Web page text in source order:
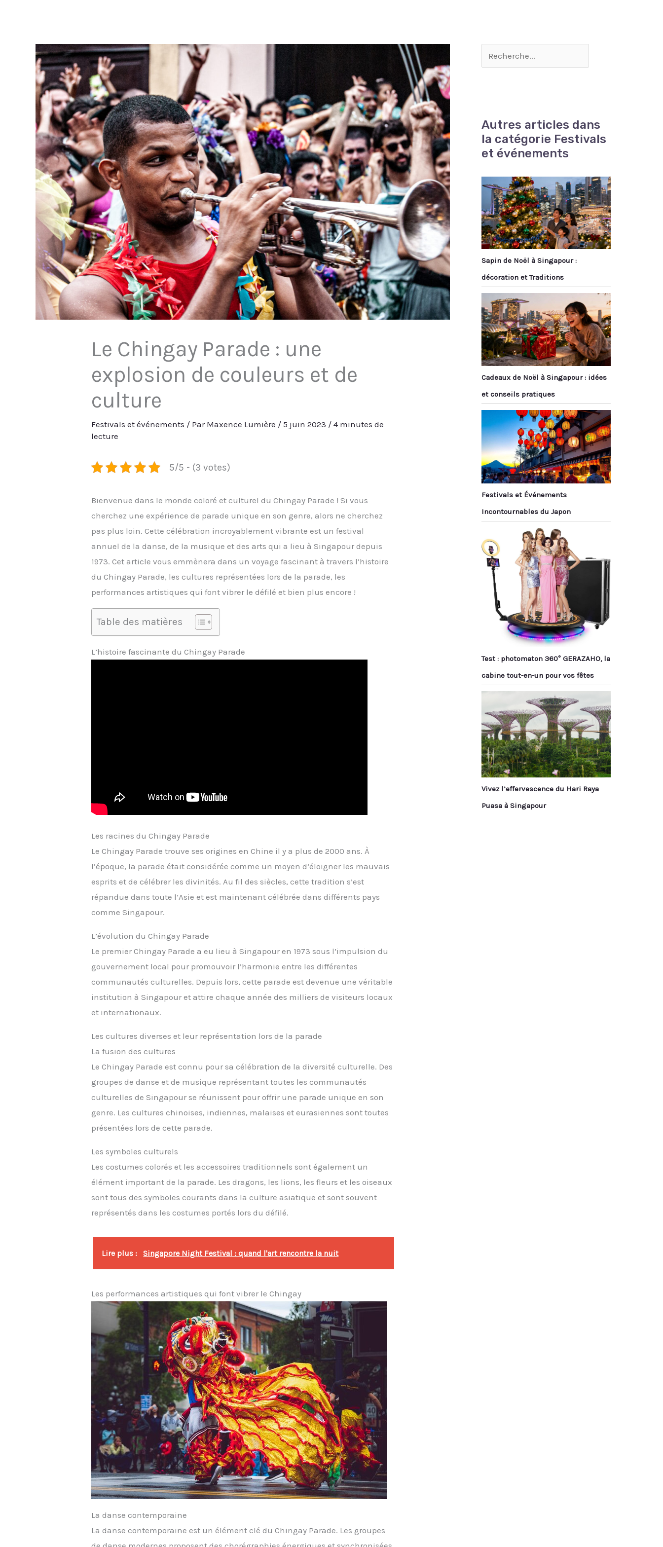
Le Chingay Parade : une
explosion de couleurs et de
culture
Festivals et événements / Par Maxence Lumière /5 juin 2023 /4 minutes de
lecture
5/5 - (3 votes)
Bienvenue dans le monde coloré et culturel du Chingay Parade ! Si vous
cherchez une expérience de parade unique en son genre, alors ne cherchez
pas plus loin. Cette célébration incroyablement vibrante est un festival
annuel de la danse, de la musique et des arts qui a lieu à Singapour depuis
1973. Cet article vous emmènera dans un voyage fascinant à travers l’histoire
du Chingay Parade, les cultures représentées lors de la parade, les
performances artistiques qui font vibrer le défilé et bien plus encore !
Table des matières
L’histoire fascinante du Chingay Parade
Les racines du Chingay Parade
Le Chingay Parade trouve ses origines en Chine il y a plus de 2000 ans. À
l’époque, la parade était considérée comme un moyen d’éloigner les mauvais
esprits et de célébrer les divinités. Au fil des siècles, cette tradition s’est
répandue dans toute l’Asie et est maintenant célébrée dans différents pays
comme Singapour.
L’évolution du Chingay Parade
Le premier Chingay Parade a eu lieu à Singapour en 1973 sous l’impulsion du
gouvernement local pour promouvoir l’harmonie entre les différentes
communautés culturelles. Depuis lors, cette parade est devenue une véritable
institution à Singapour et attire chaque année des milliers de visiteurs locaux
et internationaux.
Les cultures diverses et leur représentation lors de la parade
La fusion des cultures
Le Chingay Parade est connu pour sa célébration de la diversité culturelle. Des
groupes de danse et de musique représentant toutes les communautés
culturelles de Singapour se réunissent pour offrir une parade unique en son
genre. Les cultures chinoises, indiennes, malaises et eurasiennes sont toutes
présentées lors de cette parade.
Les symboles culturels
Les costumes colorés et les accessoires traditionnels sont également un
élément important de la parade. Les dragons, les lions, les fleurs et les oiseaux
sont tous des symboles courants dans la culture asiatique et sont souvent
représentés dans les costumes portés lors du défilé.
Lire plus : Singapore Night Festival : quand l'art rencontre la nuit
Les performances artistiques qui font vibrer le Chingay
La danse contemporaine
La danse contemporaine est un élément clé du Chingay Parade. Les groupes
Autres articles dans
la catégorie Festivals
et événements
Sapin de Noël à Singapour :
décoration et Traditions
Cadeaux de Noël à Singapour : idées
et conseils pratiques
Festivals et Événements
Incontournables du Japon
Test : photomaton 360° GERAZAHO, la
cabine tout-en-un pour vos fêtes
Vivez l’effervescence du Hari Raya
Puasa à Singapour